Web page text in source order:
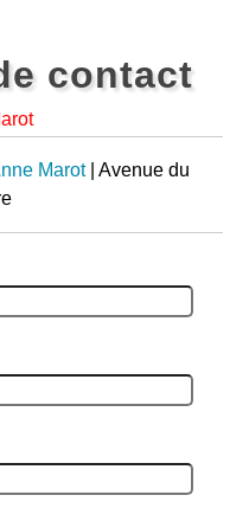
contact
Marot| Avenue du